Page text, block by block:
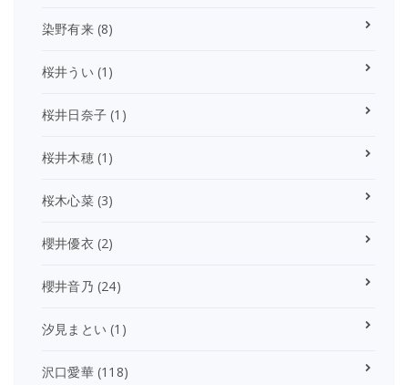
染野有来(8)
桜井うい (1)
桜井日奈子 (1)
桜井木穂(1)
桜木心菜(3)
櫻井優衣 (2)
櫻井音乃 (24)
汐見まとい (1)
沢口愛華(118)